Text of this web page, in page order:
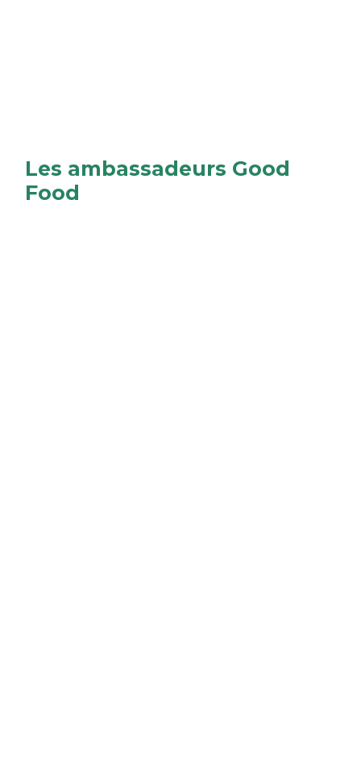
Les ambassadeurs Good
Food